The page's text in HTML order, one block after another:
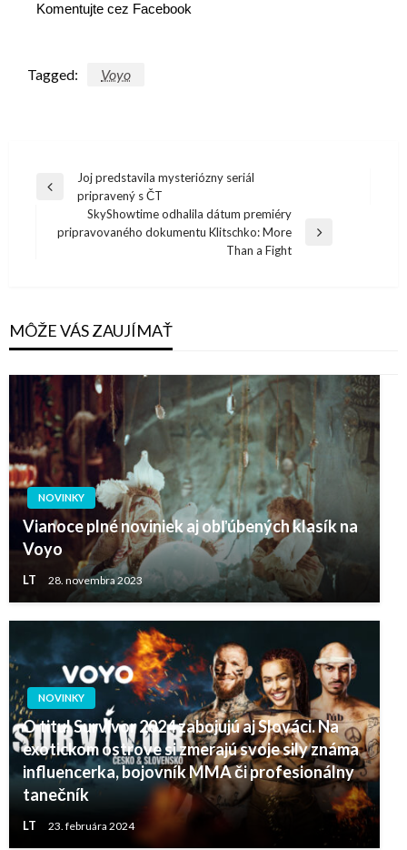
Komentujte cez Facebook
Tagged: Voyo
Navigácia
článku
Previous
Joj predstavila mysteriózny seriál
pripravený s ČT
Next
SkyShowtime odhalila dátum premiéry
pripravovaného dokumentu Klitschko: More
Than a Fight
MÔŽE VÁS ZAUJÍMAŤ
NOVINKY
Vianoce plné noviniek aj obľúbených klasík na
Voyo
LT 28. novembra 2023
NOVINKY
O titul Survivor 2024 zabojujú aj Slováci. Na
exotickom ostrove si zmerajú svoje sily známa
influencerka, bojovník MMA či profesionálny
tanečník
LT 23. februára 2024